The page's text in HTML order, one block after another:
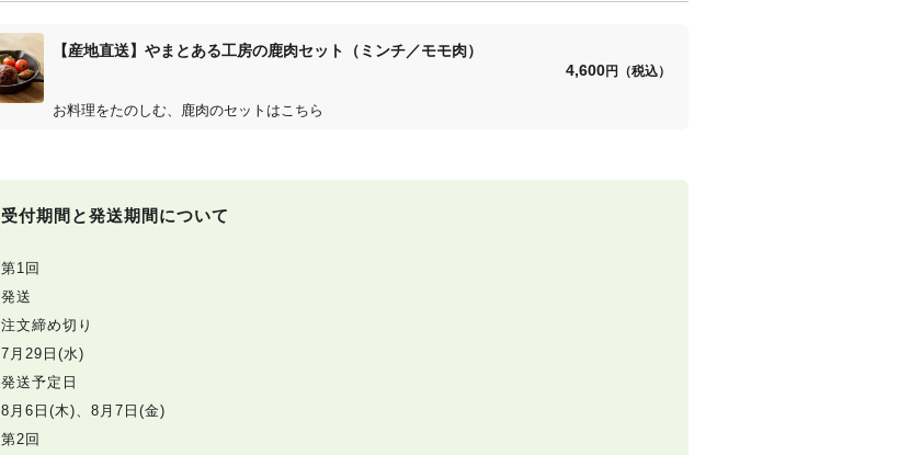
【産地直送】やまとある工房の鹿肉セット（ミンチ／モモ肉）
4,600円（税込）
お料理をたのしむ、鹿肉のセットはこちら
受付期間と発送期間について
第1回
発送
注文締め切り
7月29日(水)
発送予定日
8月6日(木)、8月7日(金)
第2回